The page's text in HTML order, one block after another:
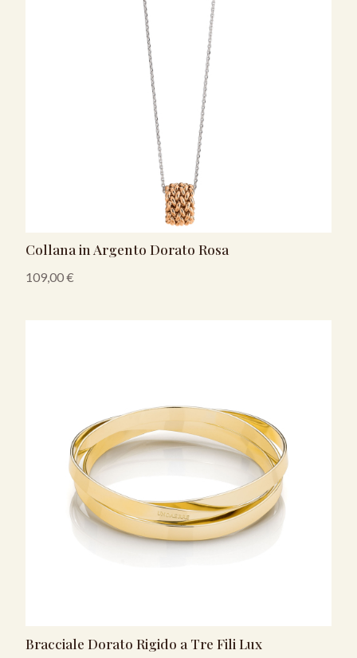
Collana in Argento Dorato Rosa
109,00€
Bracciale Dorato Rigido a Tre Fili Lux